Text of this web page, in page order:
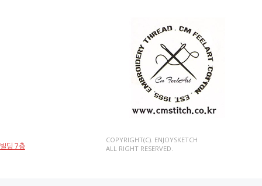
딩 7층
COPYRIGHT(C). ENJOYSKETCH
ALL RIGHT RESERVED.